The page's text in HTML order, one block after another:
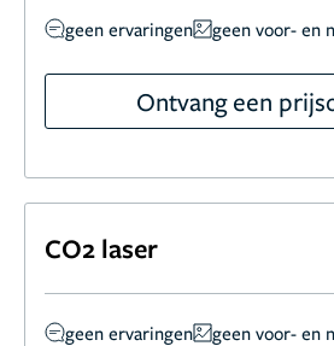
geen ervaringen geen voor- en
Ontvang een
CO2 laser
geen ervaringen geen voor- en